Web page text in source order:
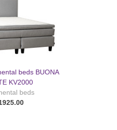
beds BUONA
KV2000
beds